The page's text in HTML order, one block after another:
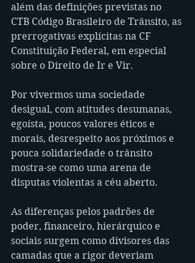
além das definições previstas no
CTB Código Brasileiro de Trânsito, as
prerrogativas explícitas na CF
Constituição Federal, em especial
sobre o Direito de Ir e Vir.
Por vivermos uma sociedade
desigual, com atitudes desumanas,
egoísta, poucos valores éticos e
morais, desrespeito aos próximos e
pouca solidariedade o trânsito
mostra-se como uma arena de
disputas violentas a céu aberto.
As diferenças pelos padrões de
poder, financeiro, hierárquico e
sociais surgem como divisores das
camadas que a rigor deveriam